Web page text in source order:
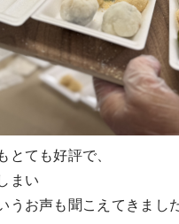
とても好評で、
まい
うお声も聞こえてきまし